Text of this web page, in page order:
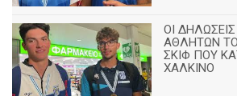
ΟΙ
ΑΘΛΗΤΩΝ
ΣΚΙΦ ΠΟΥ
ΧΑΛΚΙΝΟ